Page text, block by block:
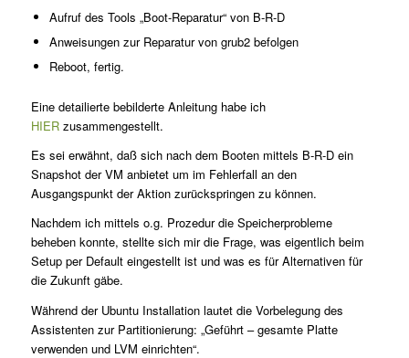
Aufruf des Tools „Boot-Reparatur“ von B-R-D
Anweisungen zur Reparatur von grub2 befolgen
Reboot, fertig.
Eine detailierte bebilderte Anleitung habe ich
HIERzusammengestellt.
Es sei erwähnt, daß sich nach dem Booten mittels B-R-D ein
Snapshot der VM anbietet um im Fehlerfall an den
Ausgangspunkt der Aktion zurückspringen zu können.
Nachdem ich mittels o.g. Prozedur die Speicherprobleme
beheben konnte, stellte sich mir die Frage, was eigentlich beim
Setup per Default eingestellt ist und was es für Alternativen für
die Zukunft gäbe.
Während der Ubuntu Installation lautet die Vorbelegung des
Assistenten zur Partitionierung: „Geführt – gesamte Platte
verwenden und LVM einrichten“.